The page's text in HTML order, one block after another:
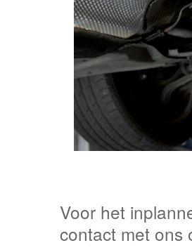
Voor het
contact met ons